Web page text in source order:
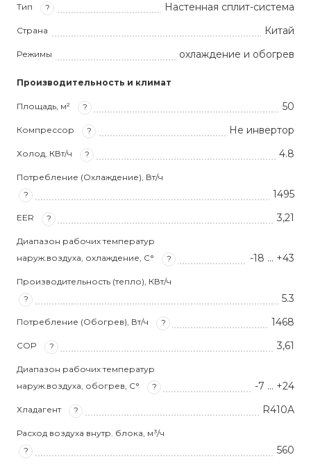
Тип ? Настенная сплит-система
Страна Китай
Режимы охлаждение и обогрев
Производительность и климат
Площадь, м² ? 50
Компрессор ? Не инвертор
Холод, КВт/ч ? 4.8
Потребление (Охлаждение), Вт/ч
?
1495
EER ? 3,21
Диапазон рабочих температур
наруж.воздуха, охлаждение, С°
? -18 … +43
Производительность (тепло), КВт/ч
?
5.3
Потребление (Обогрев), Вт/ч ? 1468
COP ? 3,61
Диапазон рабочих температур
наруж.воздуха, обогрев, С°
? -7 … +24
Хладагент ? R410A
Расход воздуха внутр. блока, м³/ч
?
560